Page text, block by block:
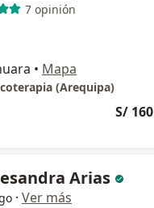
7 opinión
• Mapa
(Arequipa)
S/ 160
Arias
· Ver más